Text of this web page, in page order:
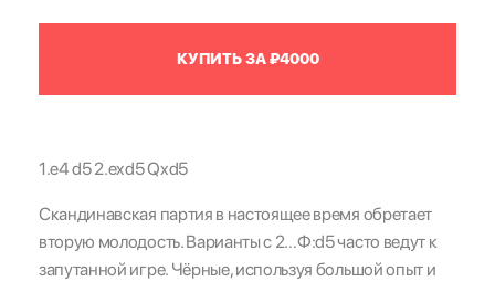
КУПИТЬ ЗА ₽4000
1.e4 d5 2.exd5 Qxd5
Скандинавская партия в настоящее время обретает
вторую молодость. Варианты с 2…Ф:d5 часто ведут к
запутанной игре. Чёрные, используя большой опыт и